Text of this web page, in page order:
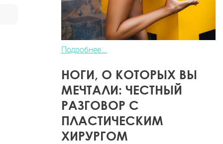
Подробнее...
НОГИ, О КОТОРЫХ ВЫ
МЕЧТАЛИ: ЧЕСТНЫЙ
РАЗГОВОР С
ПЛАСТИЧЕСКИМ
ХИРУРГОМ